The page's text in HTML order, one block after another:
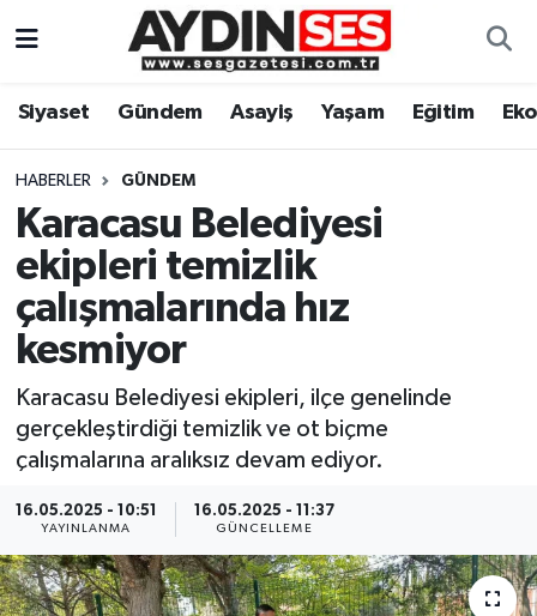
Siyaset Gündem Asayiş Yaşam Eğitim
HABERLER GÜNDEM
Karacasu Belediyesi
ekipleri temizlik
çalışmalarında hız
kesmiyor
Karacasu Belediyesi ekipleri, ilçe genelinde
gerçekleştirdiği temizlik ve ot biçme
çalışmalarına aralıksız devam ediyor.
16.05.2025 - 10:51
YAYINLANMA
16.05.2025 - 11:37
GÜNCELLEME
Gündem
Siyaset
Ekonomi
Yaşam
Eğitim
Kültür Sanat
Spor
Aydın Hava Durumu
Aydin Namaz Vakitleri
Aydın Trafik Yoğunluk Haritası
Süper Lig Puan Durumu ve Fikstür
Tüm Manşetler
Son Dakika Haberleri
Haber Arşivi